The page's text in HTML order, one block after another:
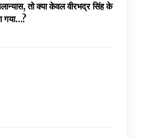
तो क्या केवल वीरभद्र सिंह के
गया…?